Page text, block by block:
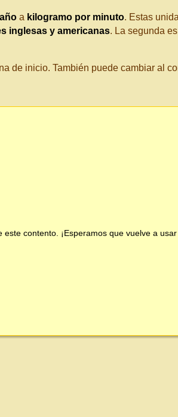
a kilogramo por minuto. Estas
inglesas y americanas. La segunda
de inicio. También puede cambiar al
contento. ¡Esperamos que vuelve a usar